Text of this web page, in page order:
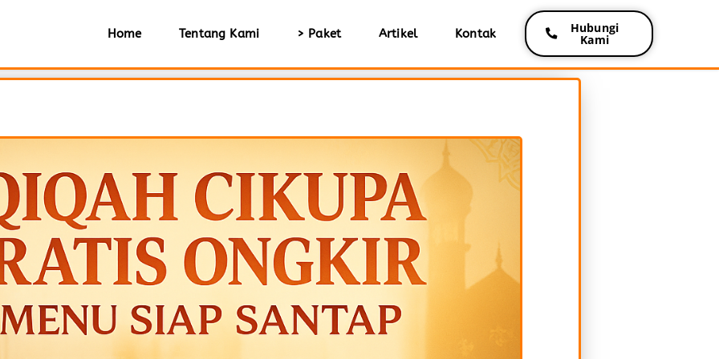
Home Tentang Kami > Paket Artikel Kontak Hubungi
Kami